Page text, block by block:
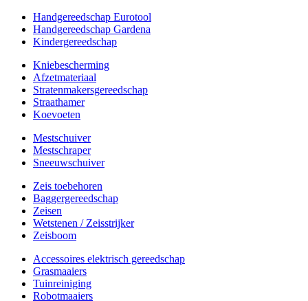
Handgereedschap Eurotool
Handgereedschap Gardena
Kindergereedschap
Kniebescherming
Afzetmateriaal
Stratenmakersgereedschap
Straathamer
Koevoeten
Mestschuiver
Mestschraper
Sneeuwschuiver
Zeis toebehoren
Baggergereedschap
Zeisen
Wetstenen / Zeisstrijker
Zeisboom
Accessoires elektrisch gereedschap
Grasmaaiers
Tuinreiniging
Robotmaaiers